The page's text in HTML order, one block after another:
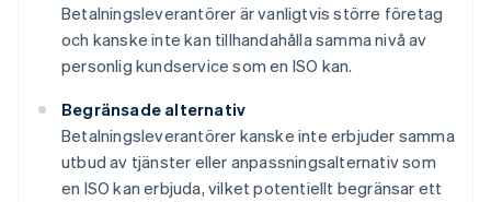
Betalningsleverantörer är vanligtvis större företag
och kanske inte kan tillhandahålla samma nivå av
personlig kundservice som en ISO kan.
Begränsade alternativ
Betalningsleverantörer kanske inte erbjuder samma
utbud av tjänster eller anpassningsalternativ som
en ISO kan erbjuda, vilket potentiellt begränsar ett